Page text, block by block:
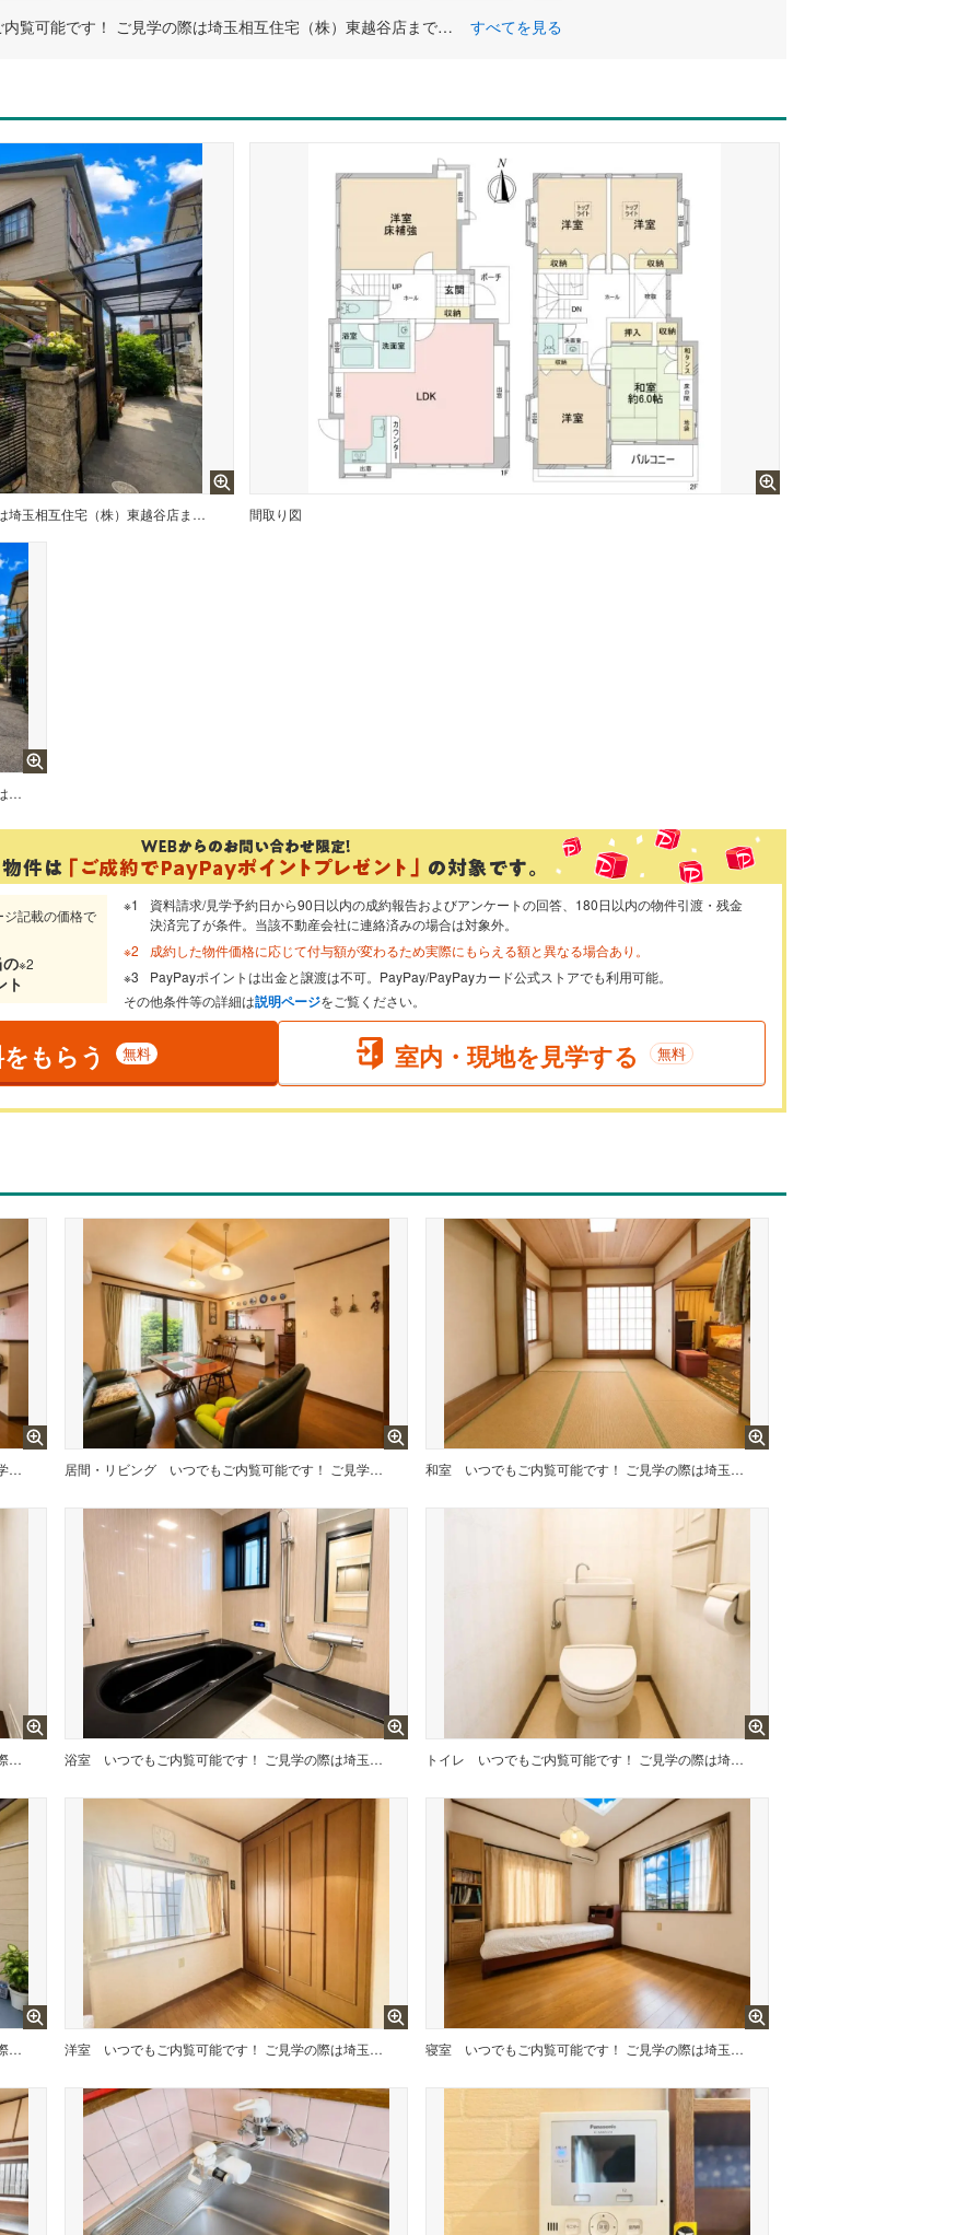
いつでもご内覧可能です！ ご見学の際は埼玉相互住宅（株）東越谷店までお気軽にご連絡ください！ すべてを見る
いつでもご内覧可能です！ ご見学の際は埼玉相互住宅（株）東越谷店までお気軽にご連絡ください！ 間取り図
いつでもご内覧可能です！ ご見学の際は埼玉相互住宅（株）東越谷店までお気軽にご連絡ください！
記載の価格で
の※2
ト
資料請求/見学予約日から90日以内の成約報告およびアンケートの回答、180日以内の物件引渡・残金
決済完了が条件。当該不動産会社に連絡済みの場合は対象外。
成約した物件価格に応じて付与額が変わるため実際にもらえる額と異なる場合あり。
PayPayポイントは出金と譲渡は不可。PayPay/PayPayカード公式ストアでも利用可能。
その他条件等の詳細は説明ページをご覧ください。
もらう 無料 室内・現地を見学する 無料
いつでもご内覧可能です！ ご見学の際は埼玉相互住宅（株）東越谷店までお気軽にご連絡ください！ 居間・リビング いつでもご内覧可能です！ ご見学の際は埼玉相互住宅（株）東越谷店までお気軽にご連絡ください！ 和室 いつでもご内覧可能です！ ご見学の際は埼玉相互住宅（株）東越谷店までお気軽にご連絡ください！
いつでもご内覧可能です！ ご見学の際は埼玉相互住宅（株）東越谷店までお気軽にご連絡ください！ 浴室 いつでもご内覧可能です！ ご見学の際は埼玉相互住宅（株）東越谷店までお気軽にご連絡ください！ トイレ いつでもご内覧可能です！ ご見学の際は埼玉相互住宅（株）東越谷店までお気軽にご連絡ください！
いつでもご内覧可能です！ ご見学の際は埼玉相互住宅（株）東越谷店までお気軽にご連絡ください！ 洋室 いつでもご内覧可能です！ ご見学の際は埼玉相互住宅（株）東越谷店までお気軽にご連絡ください！ 寝室 いつでもご内覧可能です！ ご見学の際は埼玉相互住宅（株）東越谷店までお気軽にご連絡ください！